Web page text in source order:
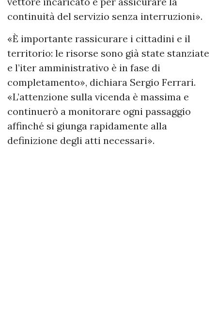
continuità del servizio senza interruzioni».
«È importante rassicurare i cittadini e il
territorio: le risorse sono già state stanziate
e l’iter amministrativo è in fase di
completamento», dichiara Sergio Ferrari.
«L’attenzione sulla vicenda è massima e
continuerò a monitorare ogni passaggio
affinché si giunga rapidamente alla
definizione degli atti necessari».